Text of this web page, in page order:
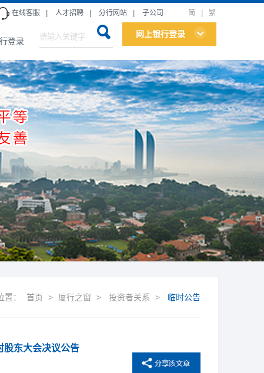
登录
网上银行登录
在线客服 人才招聘 分行网站 子公司 简 繁
置： 首页 > 厦行之窗 > 投资者关系 > 临时公告
股东大会决议公告